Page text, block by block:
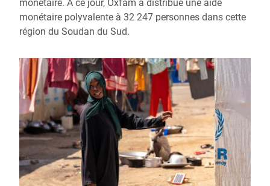
monétaire. À ce jour, Oxfam a distribué une aide
monétaire polyvalente à 32 247 personnes dans cette
région du Soudan du Sud.